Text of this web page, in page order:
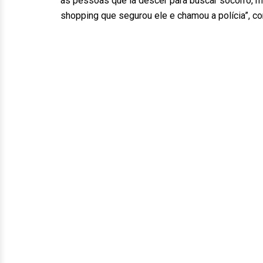
shopping que segurou ele e chamou a polícia”,